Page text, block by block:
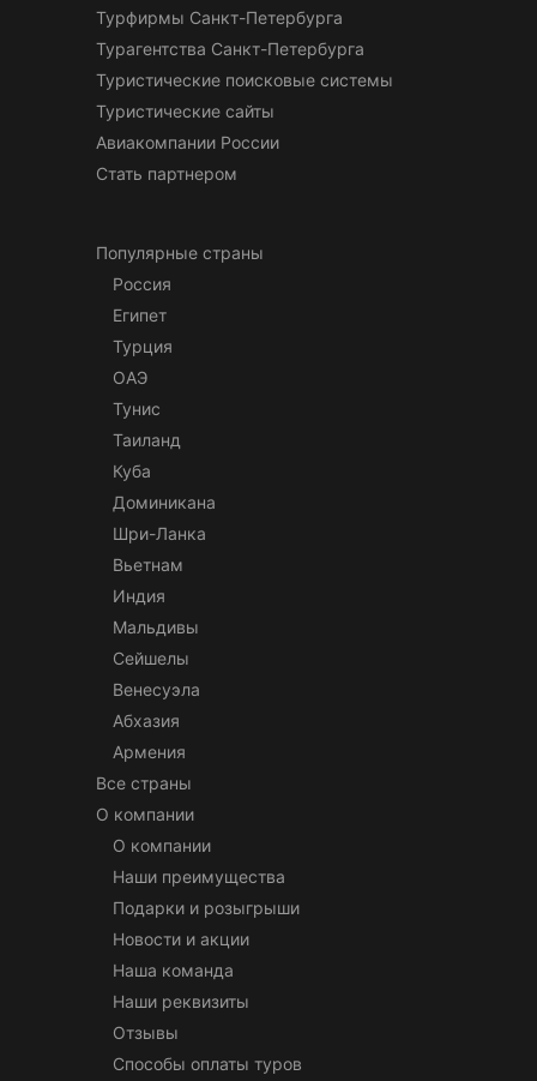
Турфирмы Санкт-Петербурга
Турагентства Санкт-Петербурга
Туристические поисковые системы
Туристические сайты
Авиакомпании России
Стать партнером
Популярные страны
Россия
Египет
Турция
ОАЭ
Тунис
Таиланд
Куба
Доминикана
Шри-Ланка
Вьетнам
Индия
Мальдивы
Сейшелы
Венесуэла
Абхазия
Армения
Все страны
О компании
О компании
Наши преимущества
Подарки и розыгрыши
Новости и акции
Наша команда
Наши реквизиты
Отзывы
Способы оплаты туров